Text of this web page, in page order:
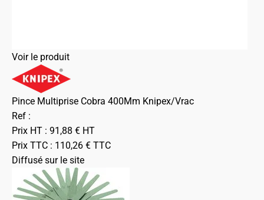
Voir le produit
Pince Multiprise Cobra 400Mm Knipex/Vrac
Ref :
Prix HT : 91,88 € HT
Prix TTC : 110,26 € TTC
Diffusé sur le site